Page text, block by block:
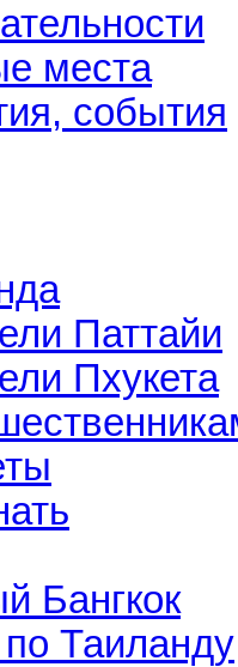
места
события
Паттайи
Пхукета
Бангкок
Таиланду